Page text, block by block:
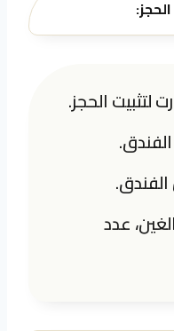
لتثبيت الحجز.
الفندق.
عدد